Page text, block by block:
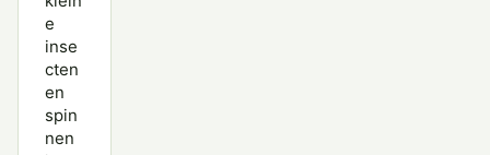
e
inse
cten
en
spin
nen